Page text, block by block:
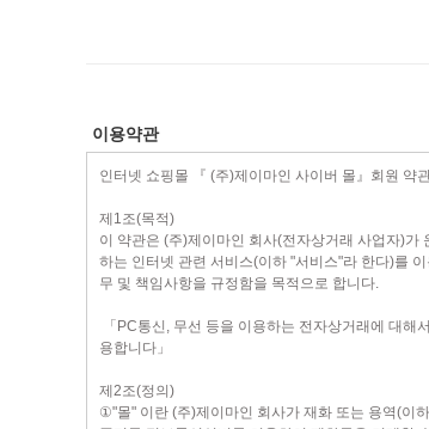
이용약관